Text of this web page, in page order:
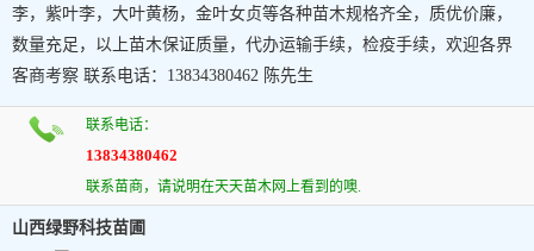
李，紫叶李，大叶黄杨，金叶女贞等各种苗木规格齐全，质优价廉，
数量充足，以上苗木保证质量，代办运输手续，检疫手续，欢迎各界
客商考察 联系电话：13834380462 陈先生
联系电话：
13834380462
联系苗商，请说明在天天苗木网上看到的噢.
山西绿野科技苗圃